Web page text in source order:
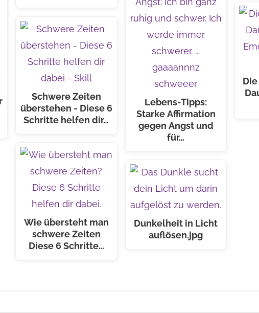
Schwere Zeiten
überstehen - Diese 6
Schritte helfen dir…
Wie übersteht man
schwere Zeiten
Diese 6 Schritte…
Lebens-Tipps:
Starke Affirmation
gegen Angst und
für…
Dunkelheit in Licht
auflösen.jpg